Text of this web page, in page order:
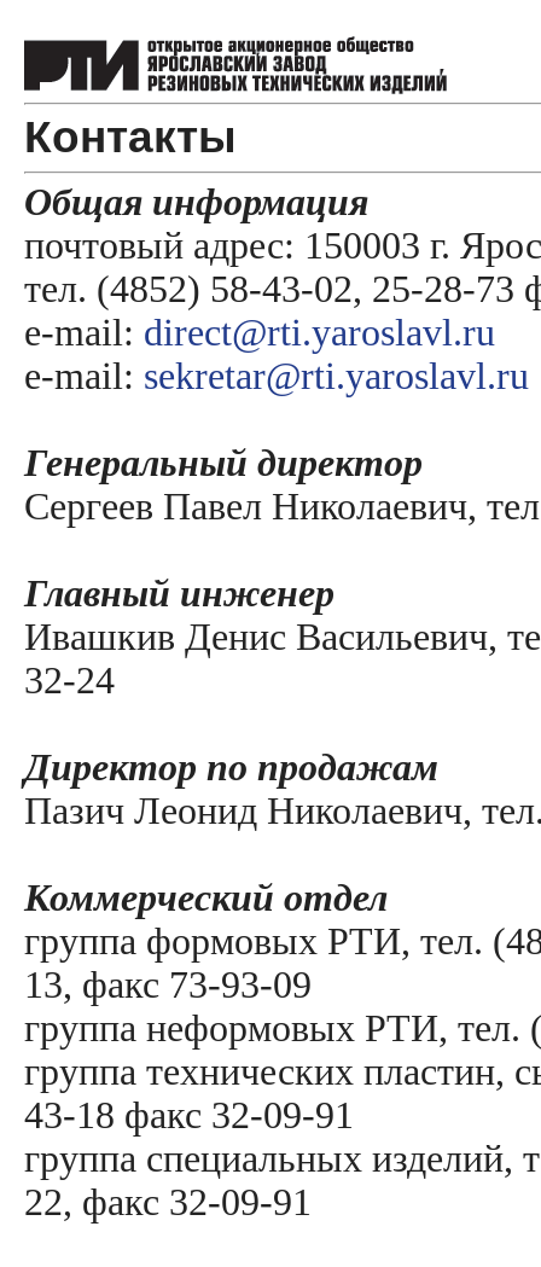
Контакты
Общая информация
почтовый адрес: 150003 г.
тел. (4852) 58-43-02, 25-28-73
e-mail: direct@rti.yaroslavl.ru
e-mail: sekretar@rti.yaroslavl.ru
Генеральный директор
Сергеев Павел Николаевич,
Главный инженер
Ивашкив Денис Васильевич,
32-24
Директор по продажам
Пазич Леонид Николаевич,
Коммерческий отдел
группа формовых РТИ, тел.
13, факс 73-93-09
группа неформовых РТИ, тел.
группа технических пластин,
43-18 факс 32-09-91
группа специальных изделий,
22, факс 32-09-91